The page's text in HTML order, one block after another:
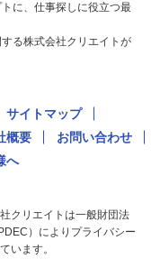
に、仕事探しに役立つ最
る株式会社クリエイトが
サイトマップ
概要
お問い合わせ
へ
クリエイトは一般財団法
）によりプライバシー
います。